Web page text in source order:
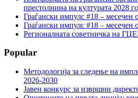
престолнина на културата 2028
Граѓански импулс #18 – месечен
Граѓански импулс #18 – месечен
Регионалната советничка на
Popular
Методологија за следење на
2026-2030
Јавен конкурс за извршни